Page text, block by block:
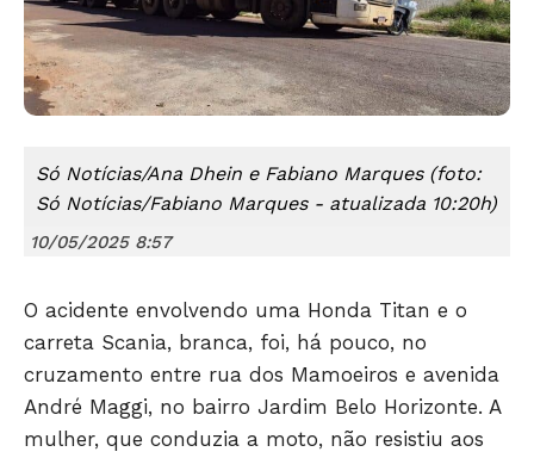
Só Notícias/Ana Dhein e Fabiano Marques (foto:
Só Notícias/Fabiano Marques - atualizada 10:20h)
10/05/2025 8:57
O acidente envolvendo uma Honda Titan e o
carreta Scania, branca, foi, há pouco, no
cruzamento entre rua dos Mamoeiros e avenida
André Maggi, no bairro Jardim Belo Horizonte. A
mulher, que conduzia a moto, não resistiu aos